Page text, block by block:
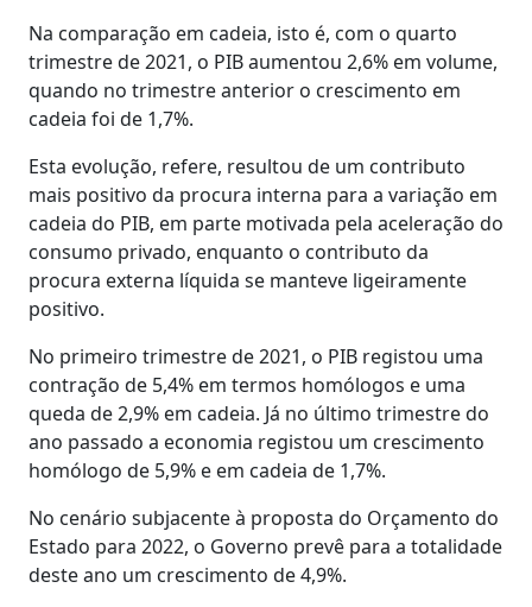
Na comparação em cadeia, isto é, com o quarto
trimestre de 2021, o PIB aumentou 2,6% em volume,
quando no trimestre anterior o crescimento em
cadeia foi de 1,7%.
Esta evolução, refere, resultou de um contributo
mais positivo da procura interna para a variação em
cadeia do PIB, em parte motivada pela aceleração do
consumo privado, enquanto o contributo da
procura externa líquida se manteve ligeiramente
positivo.
No primeiro trimestre de 2021, o PIB registou uma
contração de 5,4% em termos homólogos e uma
queda de 2,9% em cadeia. Já no último trimestre do
ano passado a economia registou um crescimento
homólogo de 5,9% e em cadeia de 1,7%.
No cenário subjacente à proposta do Orçamento do
Estado para 2022, o Governo prevê para a totalidade
deste ano um crescimento de 4,9%.